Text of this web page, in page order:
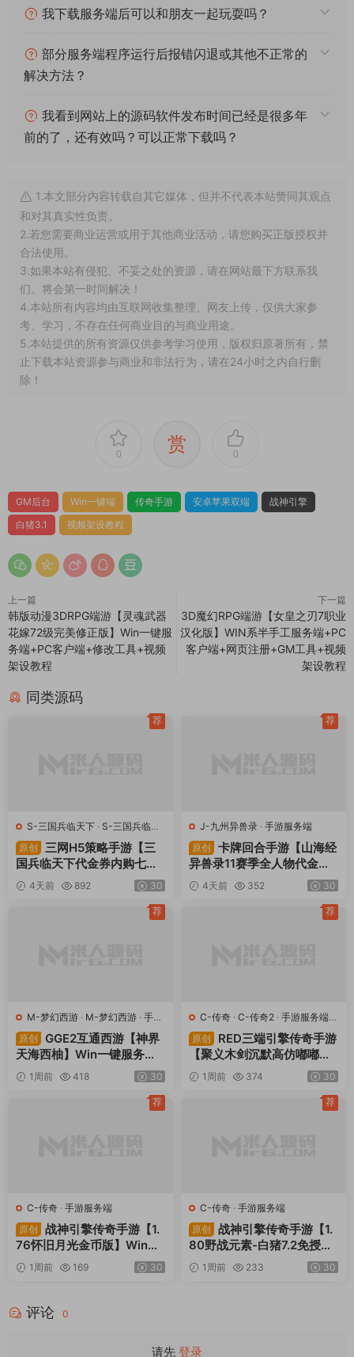
我下载服务端后可以和朋友一起玩耍吗？
部分服务端程序运行后报错闪退或其他不正常的
解决方法？
我看到网站上的源码软件发布时间已经是很多年
前的了，还有效吗？可以正常下载吗？
1.本文部分内容转载自其它媒体，但并不代表本站赞同其观点
和对其真实性负责。
2.若您需要商业运营或用于其他商业活动，请您购买正版授权并
合法使用。
3.如果本站有侵犯、不妥之处的资源，请在网站最下方联系我
们。将会第一时间解决！
4.本站所有内容均由互联网收集整理、网友上传，仅供大家参
考、学习，不存在任何商业目的与商业用途。
5.本站提供的所有资源仅供参考学习使用，版权归原著所有，禁
止下载本站资源参与商业和非法行为，请在24小时之内自行删
除！
0 赏 0
GM后台 Win一键端 传奇手游 安卓苹果双端
战神引擎
白猪3.1
视频架设教程
上一篇
韩版动漫3DRPG端游【灵魂武器
花嫁72级完美修正版】Win一键服
务端+PC客户端+修改工具+视频
架设教程
下一篇
3D魔幻RPG端游【女皇之刃7职业
汉化版】WIN系半手工服务端+PC
客户端+网页注册+GM工具+视频
架设教程
同类源码
S-三国兵临天下 · S-三国兵临天
下· 手游服务端·页游服务端
原创
三网H5策略手游【三
国兵临天下代金券内购七合
修复版】Linux手工服务端
+管理后台+GM授权后台
+简易安卓客户端+视频架设
4天前 892 30
荐
J-九州异兽录 · 手游服务端
原创
卡牌回合手游【山海经
异兽录11赛季全人物代金券
内购版】Win一键服务端+授
权GM后台+管理后台+热更
修改工具+安卓+视频架设教
4天前 352 30
荐
M-梦幻西游 · M-梦幻西游 · 手游
服务端 · 端游服务端
原创
GGE2互通西游【神界
天海西柚】Win一键服务端
+安卓苹果PC三端+内置GM
工具+全套源码+视频架设教
1周前 418 30
荐
C-传奇 · C-传奇2 · 手游服务端·
端游服务端
原创
RED三端引擎传奇手游
【聚义木剑沉默高仿嘟嘟沉
默】Win一键服务端+安卓苹
果PC三端+视频架设教程
1周前 374 30
荐
C-传奇 · 手游服务端
原创
战神引擎传奇手游【1.
76怀旧月光金币版】Win一
键服务端+安卓苹果双端+G
M授权物品后台+视频架设教
1周前 169 30
荐
C-传奇 · 手游服务端
原创
战神引擎传奇手游【1.
80野战元素-白猪7.2免授
权】Win一键服务端+安卓+
GM授权物品后台+视频架设
1周前 233 30
荐
评论 0
请先 登录